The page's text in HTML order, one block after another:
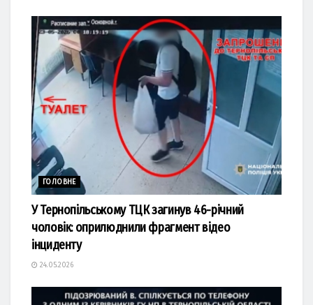
ГОЛОВНЕ
У Тернопільському ТЦК загинув 46-річний
чоловік: оприлюднили фрагмент відео
інциденту
24.05.2026